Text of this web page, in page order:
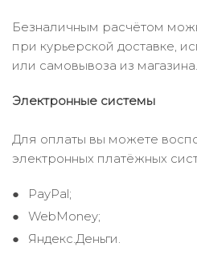
Безналичным расчётом
при курьерской доставке,
или самовывоза из магазина.
Электронные системы
Для оплаты вы можете
электронных платёжных
PayPal;
WebMoney;
Яндекс.Деньги.